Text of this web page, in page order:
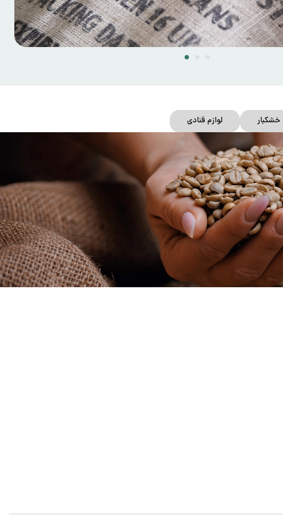
خشکبار لوازم قنادی